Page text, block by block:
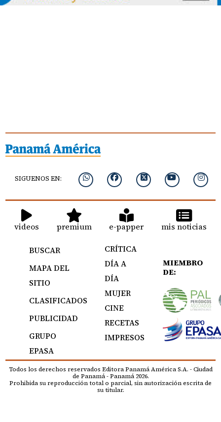
SIGUENOS EN:
videos premium e-papper mis noticias
BUSCAR
MAPA DEL
SITIO
CLASIFICADOS
PUBLICIDAD
GRUPO
EPASA
CRÍTICA
DÍA A
DÍA
MUJER
CINE
RECETAS
IMPRESOS
MIEMBRO
DE:
Todos los derechos reservados Editora Panamá América S.A. - Ciudad
de Panamá - Panamá 2026.
Prohibida su reproducción total o parcial, sin autorización escrita de
su titular.